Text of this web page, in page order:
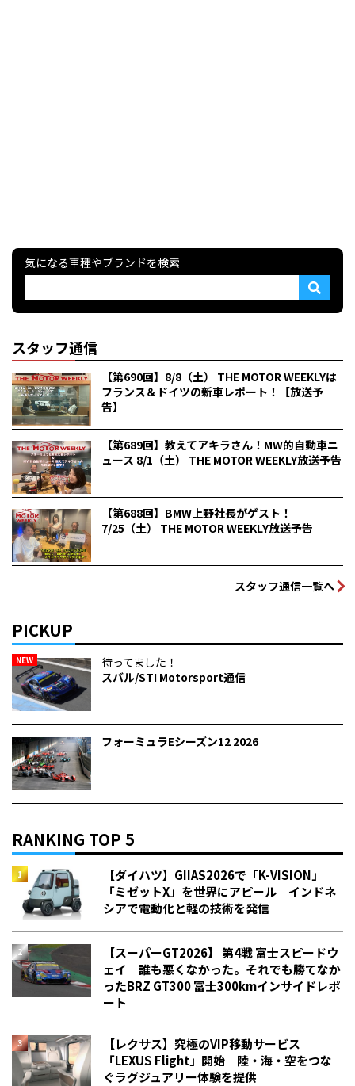
気になる車種やブランドを検索
スタッフ通信
【第690回】8/8（土） THE MOTOR WEEKLYは
フランス＆ドイツの新車レポート！【放送予
告】
【第689回】教えてアキラさん！MW的自動車ニ
ュース 8/1（土） THE MOTOR WEEKLY放送予告
【第688回】BMW上野社長がゲスト！
7/25（土） THE MOTOR WEEKLY放送予告
スタッフ通信一覧へ
PICKUP
NEW
待ってました！
スバル/STI Motorsport通信
フォーミュラEシーズン12 2026
RANKING TOP 5
【ダイハツ】GIIAS2026で「K-VISION」
「ミゼットX」を世界にアピール インドネ
シアで電動化と軽の技術を発信
【スーパーGT2026】 第4戦 富士スピードウ
ェイ 誰も悪くなかった。それでも勝てなか
った――BRZ GT300 富士300kmインサイドレポ
ート
【レクサス】究極のVIP移動サービス
「LEXUS Flight」開始 陸・海・空をつな
ぐラグジュアリー体験を提供